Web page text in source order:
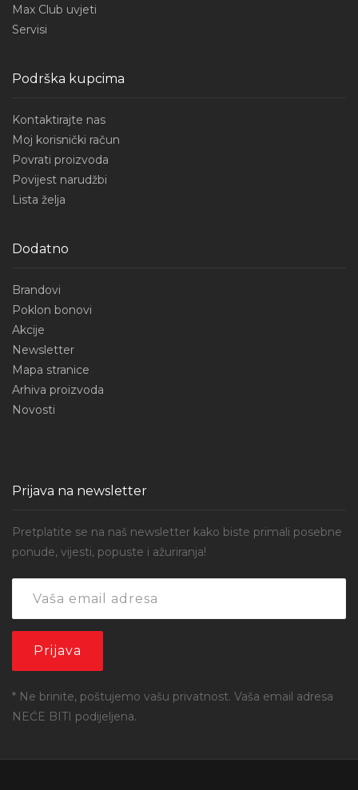
Max Club uvjeti
Servisi
Podrška kupcima
Kontaktirajte nas
Moj korisnički račun
Povrati proizvoda
Povijest narudžbi
Lista želja
Dodatno
Brandovi
Poklon bonovi
Akcije
Newsletter
Mapa stranice
Arhiva proizvoda
Novosti
Prijava na newsletter
Pretplatite se na naš newsletter kako biste primali posebne
ponude, vijesti, popuste i ažuriranja!
* Ne brinite, poštujemo vašu privatnost. Vaša email adresa
NEĆE BITI podijeljena.